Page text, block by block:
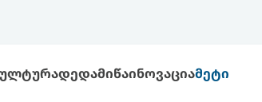
ᲓᲔᲓᲐᲛᲘᲬᲐᲘᲜᲝᲕᲐᲪᲘᲐᲛᲔᲢᲘ